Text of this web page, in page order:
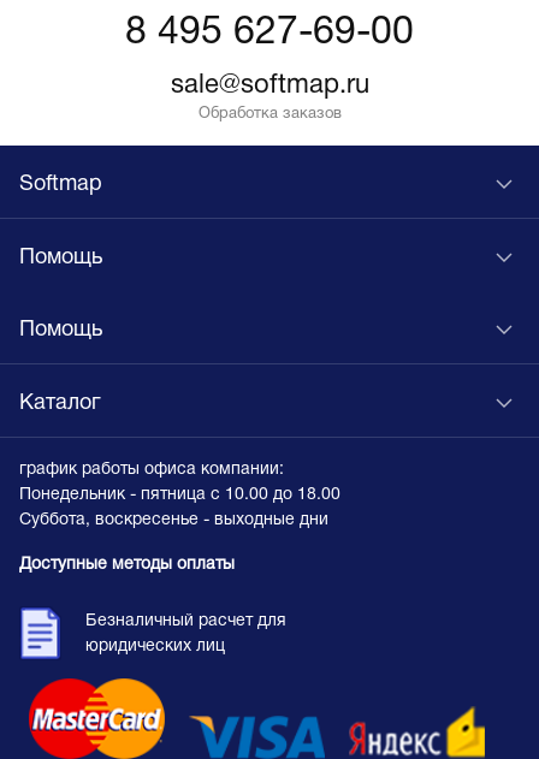
8 495 627-69-00
sale@softmap.ru
Обработка заказов
Softmap
Помощь
Помощь
Каталог
график работы офиса компании:
Понедельник - пятница с 10.00 до 18.00
Суббота, воскресенье - выходные дни
Доступные методы оплаты
Безналичный расчет для
юридических лиц